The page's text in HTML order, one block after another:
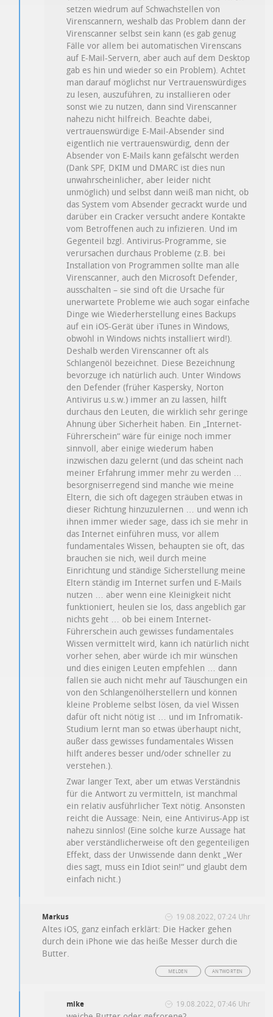
setzen wiedrum auf Schwachstellen von
Virenscannern, weshalb das Problem dann der
Virenscanner selbst sein kann (es gab genug
Fälle vor allem bei automatischen Virenscans
auf E-Mail-Servern, aber auch auf dem Desktop
gab es hin und wieder so ein Problem). Achtet
man darauf möglichst nur Vertrauenswürdiges
zu lesen, auszuführen, zu installieren oder
sonst wie zu nutzen, dann sind Virenscanner
nahezu nicht hilfreich. Beachte dabei,
vertrauenswürdige E-Mail-Absender sind
eigentlich nie vertrauenswürdig, denn der
Absender von E-Mails kann gefälscht werden
(Dank SPF, DKIM und DMARC ist dies nun
unwahrscheinlicher, aber leider nicht
unmöglich) und selbst dann weiß man nicht, ob
das System vom Absender gecrackt wurde und
darüber ein Cracker versucht andere Kontakte
vom Betroffenen auch zu infizieren. Und im
Gegenteil bzgl. Antivirus-Programme, sie
verursachen durchaus Probleme (z.B. bei
Installation von Programmen sollte man alle
Virenscanner, auch den Microsoft Defender,
ausschalten – sie sind oft die Ursache für
unerwartete Probleme wie auch sogar einfache
Dinge wie Wiederherstellung eines Backups
auf ein iOS-Gerät über iTunes in Windows,
obwohl in Windows nichts installiert wird!).
Deshalb werden Virenscanner oft als
Schlangenöl bezeichnet. Diese Bezeichnung
bevorzuge ich natürlich auch. Unter Windows
den Defender (früher Kaspersky, Norton
Antivirus u.s.w.) immer an zu lassen, hilft
durchaus den Leuten, die wirklich sehr geringe
Ahnung über Sicherheit haben. Ein „Internet-
Führerschein“ wäre für einige noch immer
sinnvoll, aber einige wiederum haben
inzwischen dazu gelernt (und das scheint nach
meiner Erfahrung immer mehr zu werden …
besorgniserregend sind manche wie meine
Eltern, die sich oft dagegen sträuben etwas in
dieser Richtung hinzuzulernen … und wenn ich
ihnen immer wieder sage, dass ich sie mehr in
das Internet einführen muss, vor allem
fundamentales Wissen, behaupten sie oft, das
brauchen sie nich, weil durch meine
Einrichtung und ständige Sicherstellung meine
Eltern ständig im Internet surfen und E-Mails
nutzen … aber wenn eine Kleinigkeit nicht
funktioniert, heulen sie los, dass angeblich gar
nichts geht … ob bei einem Internet-
Führerschein auch gewisses fundamentales
Wissen vermittelt wird, kann ich natürlich nicht
vorher sehen, aber würde ich mir wünschen
und dies einigen Leuten empfehlen … dann
fallen sie auch nicht mehr auf Täuschungen ein
von den Schlangenölherstellern und können
kleine Probleme selbst lösen, da viel Wissen
dafür oft nicht nötig ist … und im Infromatik-
Studium lernt man so etwas überhaupt nicht,
außer dass gewisses fundamentales Wissen
hilft anderes besser und/oder schneller zu
verstehen.).
Zwar langer Text, aber um etwas Verständnis
für die Antwort zu vermitteln, ist manchmal
ein relativ ausführlicher Text nötig. Ansonsten
reicht die Aussage: Nein, eine Antivirus-App ist
nahezu sinnlos! (Eine solche kurze Aussage hat
aber verständlicherweise oft den gegenteiligen
Effekt, dass der Unwissende dann denkt „Wer
dies sagt, muss ein Idiot sein!“ und glaubt dem
einfach nicht.)
Markus 19.08.2022, 07:24 Uhr
Altes iOS, ganz einfach erklärt: Die Hacker gehen
durch dein iPhone wie das heiße Messer durch die
Butter.
ANTWORTEN
MELDEN
mike 19.08.2022, 07:46 Uhr